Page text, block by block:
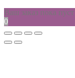
Ваш заказ пока пуст
0